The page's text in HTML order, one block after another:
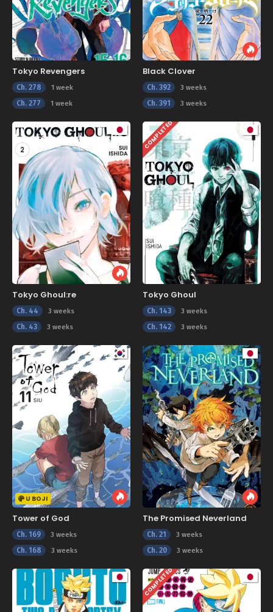
Tokyo Revengers
Ch. 278 1 week
Ch. 277 1 week
Black Clover
Ch. 392 3 weeks
Ch. 391 3 weeks
Tokyo Ghoul:re
Ch. 44 3 weeks
Ch. 43 3 weeks
COMPLETED
Tokyo Ghoul
Ch. 143 3 weeks
Ch. 142 3 weeks
U BOJI
Tower of God
Ch. 169 3 weeks
Ch. 168 3 weeks
The Promised Neverland
Ch. 21 3 weeks
Ch. 20 3 weeks
COMPLETED